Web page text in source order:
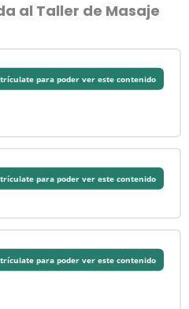
al Taller de Masaje
para poder ver este contenido
para poder ver este contenido
para poder ver este contenido